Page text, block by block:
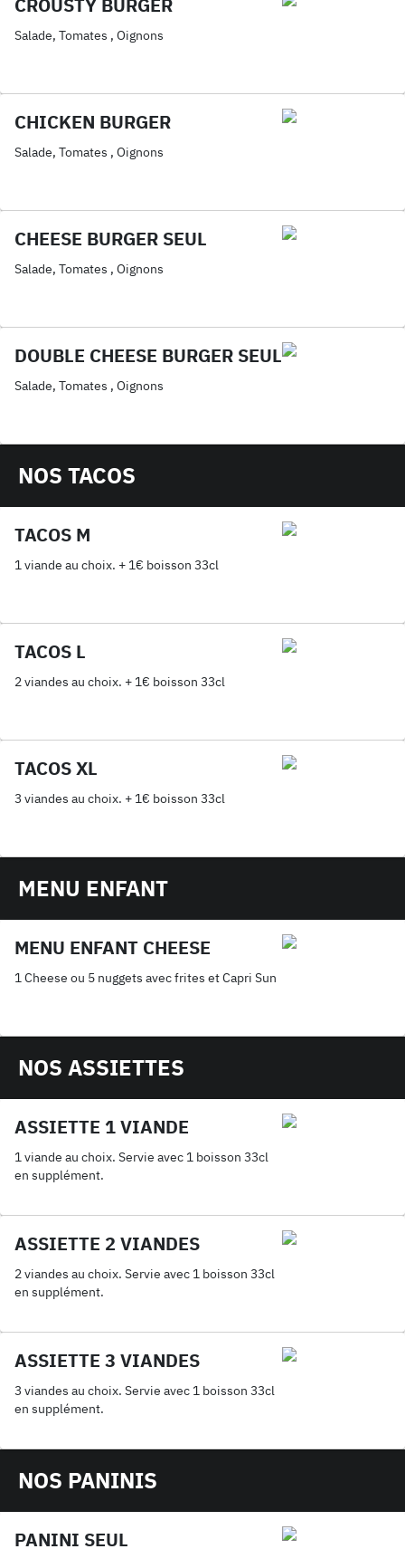
CROUSTY BURGER
Salade, Tomates , Oignons
CHICKEN BURGER
Salade, Tomates , Oignons
CHEESE BURGER SEUL
Salade, Tomates , Oignons
DOUBLE CHEESE BURGER SEUL
Salade, Tomates , Oignons
NOS TACOS
TACOS M
1 viande au choix. + 1€ boisson 33cl
TACOS L
2 viandes au choix. + 1€ boisson 33cl
TACOS XL
3 viandes au choix. + 1€ boisson 33cl
MENU ENFANT
MENU ENFANT CHEESE
1 Cheese ou 5 nuggets avec frites et Capri Sun
NOS ASSIETTES
ASSIETTE 1 VIANDE
1 viande au choix. Servie avec 1 boisson 33cl
en supplément.
ASSIETTE 2 VIANDES
2 viandes au choix. Servie avec 1 boisson 33cl
en supplément.
ASSIETTE 3 VIANDES
3 viandes au choix. Servie avec 1 boisson 33cl
en supplément.
NOS PANINIS
PANINI SEUL